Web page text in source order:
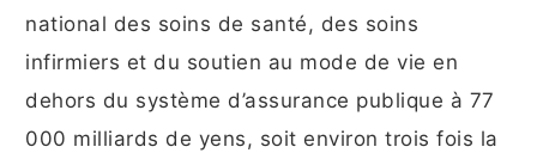
national des soins de santé, des soins
infirmiers et du soutien au mode de vie en
dehors du système d’assurance publique à 77
000 milliards de yens, soit environ trois fois la